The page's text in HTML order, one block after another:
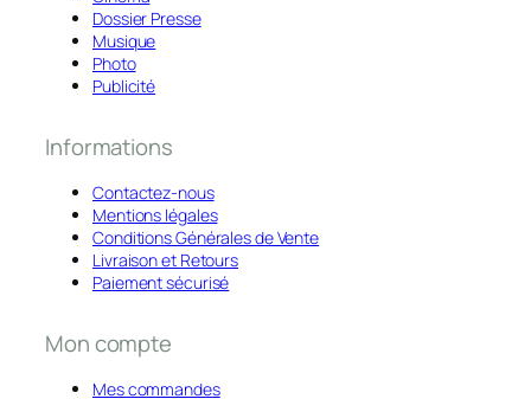
Dossier Presse
Musique
Photo
Publicité
Informations
Contactez-nous
Mentions légales
Conditions Générales de Vente
Livraison et Retours
Paiement sécurisé
Mon compte
Mes commandes